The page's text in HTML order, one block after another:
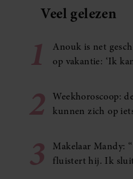
Veel gelezen
1
Anouk is net
op vakantie: ‘Ik
2
Weekhoroscoop:
kunnen zich op
3
Makelaar Mandy:
fluistert hij. Ik